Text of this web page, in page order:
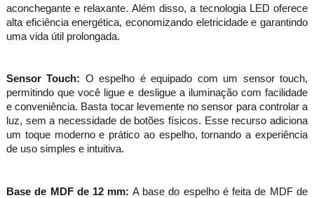
aconchegante e relaxante. Além disso, a tecnologia LED oferece
alta eficiência energética, economizando eletricidade e garantindo
uma vida útil prolongada.
Sensor Touch: O espelho é equipado com um sensor touch,
permitindo que você ligue e desligue a iluminação com facilidade
e conveniência. Basta tocar levemente no sensor para controlar a
luz, sem a necessidade de botões físicos. Esse recurso adiciona
um toque moderno e prático ao espelho, tornando a experiência
de uso simples e intuitiva.
Base de MDF de 12 mm: A base do espelho é feita de MDF de